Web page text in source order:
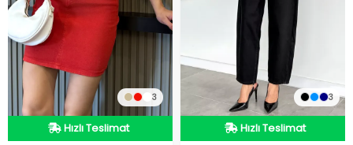
3
Hızlı Teslimat
3
Hızlı Teslimat